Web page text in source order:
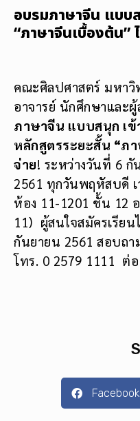
อบรมภาษาจีน แบบ
“ภาษาจีนเบื้องต้น”
คณะศิลปศาสตร์ มหา
อาจารย์ นักศึกษาและผู้
ภาษาจีน แบบสนุก เข้
หลักสูตรระยะสั้น “ภ
จ่าย! ระหว่างวันที่ 6
2561 ทุกวันพฤหัสบดี
ห้อง 11-1201 ชั้น 12
11) ผู้สนใจสมัครเรีย
กันยายน 2561 สอบถ
โทร. 0 2579 1111 ต่
Facebook